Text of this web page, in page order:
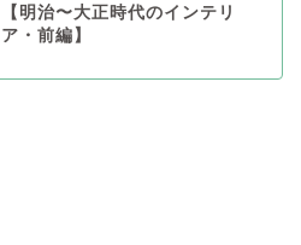
【明治〜大正時代のインテリ
ア・前編】